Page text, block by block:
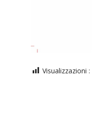
Visualizzazioni :